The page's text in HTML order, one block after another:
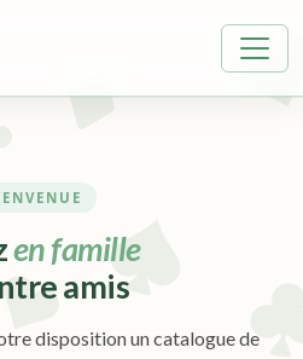
en famille
amis
disposition un catalogue de